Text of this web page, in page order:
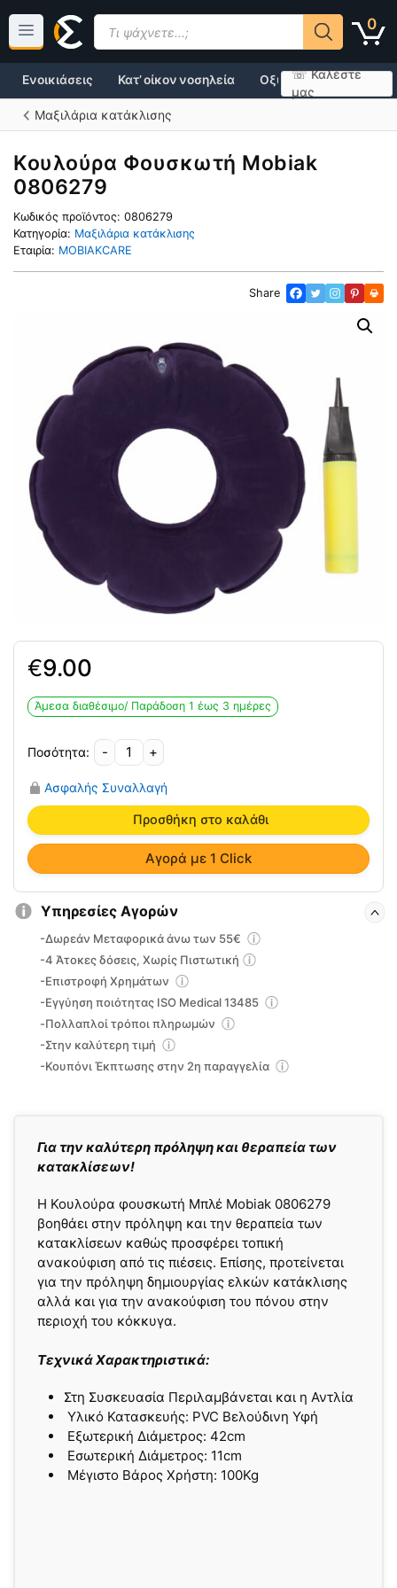
περιεχόμενο
0
Products
search
☏ Καλέστε
μας
Κατ’ οίκον νοσηλεία Οξυγονοθεραπεία
Ενοικιάσεις
Μαξιλάρια κατάκλισης
Κουλούρα Φουσκωτή Mobiak
0806279
Κωδικός προϊόντος: 0806279
Κατηγορία: Μαξιλάρια κατάκλισης
Εταιρία: MOBIAKCARE
Share
Για την καλύτερη πρόληψη και θεραπεία των
κατακλίσεων!
Η Κουλούρα φουσκωτή Μπλέ Mobiak 0806279
βοηθάει στην πρόληψη και την θεραπεία των
κατακλίσεων καθώς προσφέρει τοπική
ανακούφιση από τις πιέσεις. Επίσης, προτείνεται
για την πρόληψη δημιουργίας ελκών κατάκλισης
αλλά και για την ανακούφιση του πόνου στην
περιοχή του κόκκυγα.
Τεχνικά Χαρακτηριστικά:
Στη Συσκευασία Περιλαμβάνεται και η Αντλία
Υλικό Κατασκευής: PVC Βελούδινη Υφή
Εξωτερική Διάμετρος: 42cm
Εσωτερική Διάμετρος: 11cm
Μέγιστο Βάρος Χρήστη: 100Kg
9.00
€
Άμεσα διαθέσιμο/ Παράδoση 1 έως 3 ημέρες
-
Κουλούρα
Φουσκωτή
Mobiak
0806279
ποσότητα
+
Ασφαλής Συναλλαγή
Προσθήκη στο καλάθι
Αγορά με 1 Click
Υπηρεσίες Αγορών
-Δωρεάν Μεταφορικά άνω των 55€
-4 Άτοκες δόσεις, Χωρίς Πιστωτική
-Επιστροφή Χρημάτων
-Εγγύηση ποιότητας ISO Medical 13485
-Πολλαπλοί τρόποι πληρωμών
-Στην καλύτερη τιμή
-Κουπόνι Έκπτωσης στην 2η παραγγελία